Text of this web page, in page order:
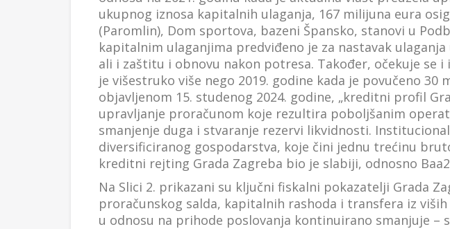
ukupnog iznosa kapitalnih ulaganja, 167 milijuna eura
(Paromlin), Dom sportova, bazeni Špansko, stanovi u
kapitalnim ulaganjima predviđeno je za nastavak
ali i zaštitu i obnovu nakon potresa. Također, očekuje se
je višestruko više nego 2019. godine kada je povučeno 30
objavljenom 15. studenog 2024. godine, „kreditni profil
upravljanje proračunom koje rezultira poboljšanim
smanjenje duga i stvaranje rezervi likvidnosti.
diversificiranog gospodarstva, koje čini jednu trećinu
kreditni rejting Grada Zagreba bio je slabiji, odnosno
Na Slici 2. prikazani su ključni fiskalni pokazatelji Grada
proračunskog salda, kapitalnih rashoda i transfera iz
u odnosu na prihode poslovanja kontinuirano smanjuje –